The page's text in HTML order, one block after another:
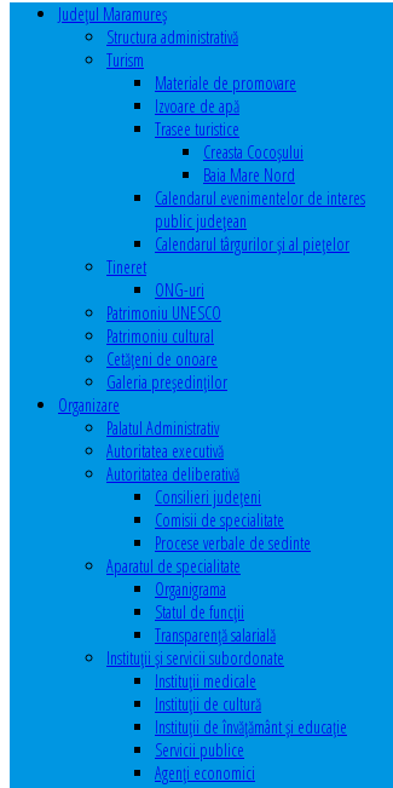
Judeţul Maramureş
Structura administrativă
Turism
Materiale de promovare
Izvoare de apă
Trasee turistice
Creasta Cocoșului
Baia Mare Nord
Calendarul evenimentelor de interes
public judeţean
Calendarul târgurilor şi al pieţelor
Tineret
ONG-uri
Patrimoniu UNESCO
Patrimoniu cultural
Cetăţeni de onoare
Galeria președinților
Organizare
Palatul Administrativ
Autoritatea executivă
Autoritatea deliberativă
Consilieri judeţeni
Comisii de specialitate
Procese verbale de sedinte
Aparatul de specialitate
Organigrama
Statul de funcții
Transparență salarială
Instituţii şi servicii subordonate
Instituţii medicale
Instituţii de cultură
Instituţii de învăţământ şi educaţie
Servicii publice
Agenţi economici